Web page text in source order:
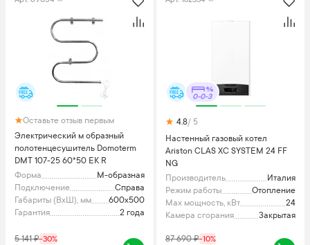
Оставьте отзыв первым
Электрический м образный
полотенцесушитель Domoterm
DMT 107-25 60*50 EK R
Форма
М-образная
Подключение
Справа
Габариты (ВхШ), мм
600x500
Гарантия
2 года
5 141₽-30%
0-0-3
4.8/ 5
Настенный газовый котел
Ariston CLAS XC SYSTEM 24 FF
NG
Производитель
Италия
Режим работы
Отопление
Max мощность, кВт
24
Камера сгорания
Закрытая
87 690₽-10%